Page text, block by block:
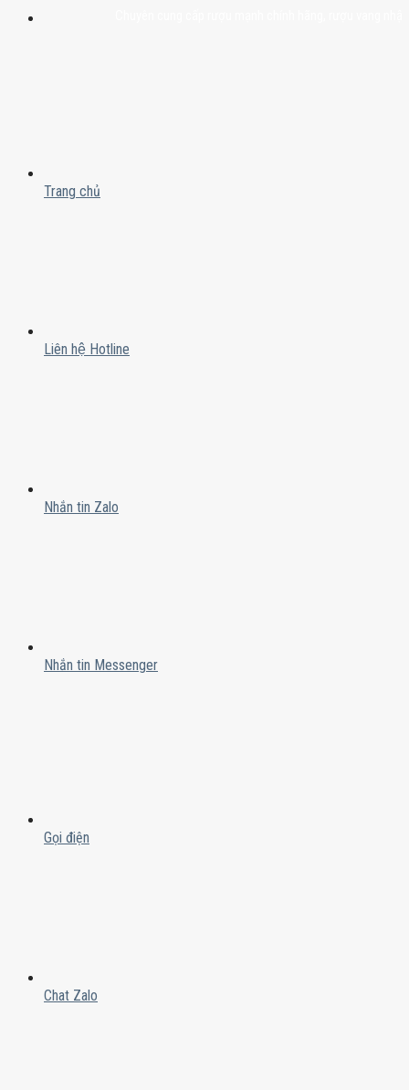
Trang chủ
Liên hệ Hotline
Nhắn tin Zalo
Nhắn tin Messenger
Gọi điện
Chat Zalo